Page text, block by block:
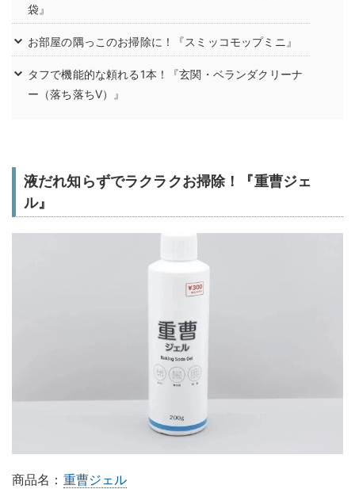
袋』
お部屋の隅っこのお掃除に！『スミッコモップミニ』
タフで機能的な頼れる1本！『玄関・ベランダクリーナ
ー（落ち落ちV）』
液だれ知らずでラクラクお掃除！『重曹ジェ
ル』
商品名： 重曹ジェル